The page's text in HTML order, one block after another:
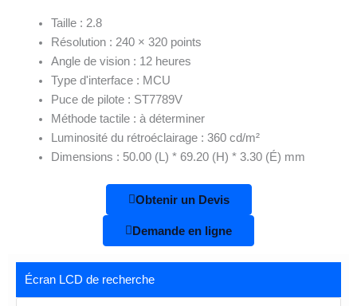
Taille : 2.8
Résolution : 240 × 320 points
Angle de vision : 12 heures
Type d'interface : MCU
Puce de pilote : ST7789V
Méthode tactile : à déterminer
Luminosité du rétroéclairage : 360 cd/m²
Dimensions : 50.00 (L) * 69.20 (H) * 3.30 (É) mm
Obtenir un Devis
Demande en ligne
Écran LCD de recherche